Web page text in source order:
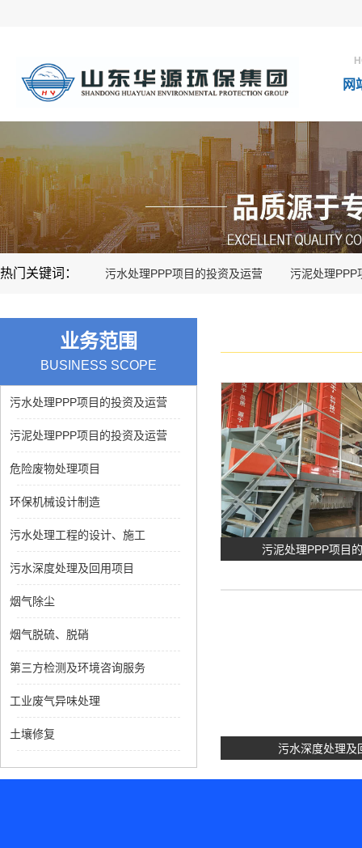
网
热门关键词： 污水处理PPP项目的投资及运营 污泥处理PPP
业务范围
BUSINESS SCOPE
污水处理PPP项目的投资及运营
污泥处理PPP项目的投资及运营
危险废物处理项目
环保机械设计制造
污水处理工程的设计、施工
污水深度处理及回用项目
烟气除尘
烟气脱硫、脱硝
第三方检测及环境咨询服务
工业废气异味处理
土壤修复
污泥处理PPP项目
污水深度处理及